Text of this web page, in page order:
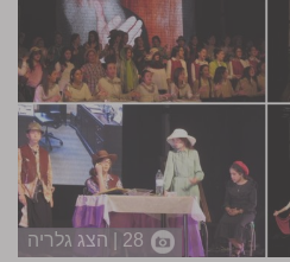
28 | הצג גלריה